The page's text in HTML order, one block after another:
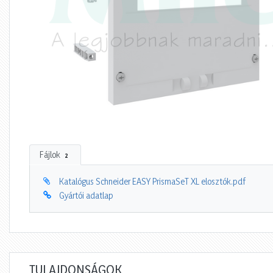
Fájlok 2
Katalógus Schneider EASY PrismaSeT XL elosztók.pdf
Gyártói adatlap
TULAJDONSÁGOK